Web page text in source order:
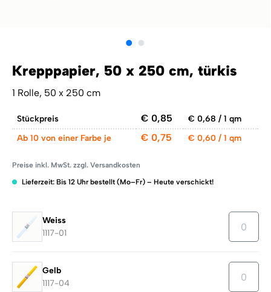
Krepppapier, 50 x 250 cm, türkis
1 Rolle, 50 x 250 cm
Stückpreis € 0,85
€ 0,68 / 1 qm
Ab 10 von einer Farbe je € 0,75 € 0,60 / 1 qm
Preise inkl. MwSt. zzgl. Versandkosten
Lieferzeit: Bis 12 Uhr bestellt (Mo–Fr) – Heute verschickt!
Weiss
1117-01
Gelb
1117-04